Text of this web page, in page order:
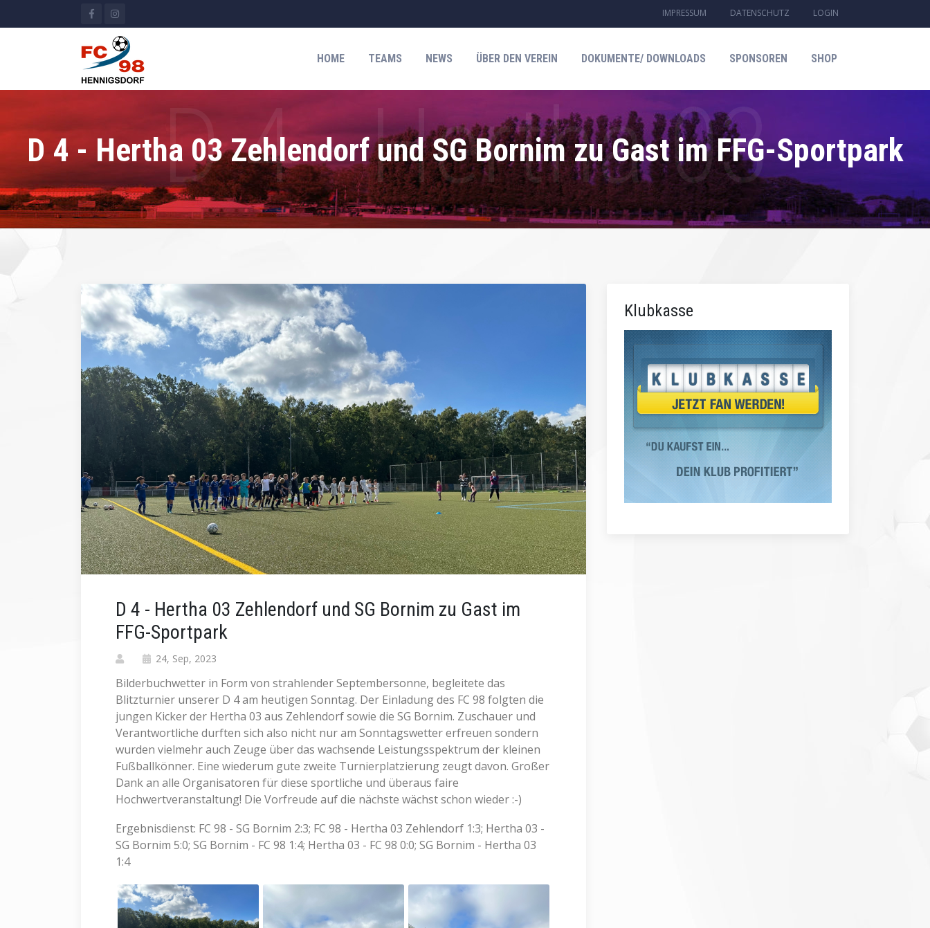
IMPRESSUM DATENSCHUTZ LOGIN
HOME TEAMS NEWS ÜBER DEN VEREIN DOKUMENTE/ DOWNLOADS SPONSOREN SHOP
D 4 - Hertha 03 Zehlendorf und SG Bornim zu Gast im FFG-Sportpark
D 4 - Hertha 03 Zehlendorf und SG Bornim zu Gast im
FFG-Sportpark
24, Sep, 2023
Bilderbuchwetter in Form von strahlender Septembersonne, begleitete das
Blitzturnier unserer D 4 am heutigen Sonntag. Der Einladung des FC 98 folgten die
jungen Kicker der Hertha 03 aus Zehlendorf sowie die SG Bornim. Zuschauer und
Verantwortliche durften sich also nicht nur am Sonntagswetter erfreuen sondern
wurden vielmehr auch Zeuge über das wachsende Leistungsspektrum der kleinen
Fußballkönner. Eine wiederum gute zweite Turnierplatzierung zeugt davon. Großer
Dank an alle Organisatoren für diese sportliche und überaus faire
Hochwertveranstaltung! Die Vorfreude auf die nächste wächst schon wieder :-)
Ergebnisdienst: FC 98 - SG Bornim 2:3; FC 98 - Hertha 03 Zehlendorf 1:3; Hertha 03 -
SG Bornim 5:0; SG Bornim - FC 98 1:4; Hertha 03 - FC 98 0:0; SG Bornim - Hertha 03
1:4
Klubkasse